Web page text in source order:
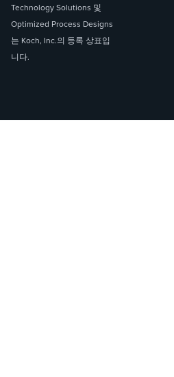
Technology Solutions 및
Optimized Process Designs
는 Koch, Inc.의 등록 상표입
니다.